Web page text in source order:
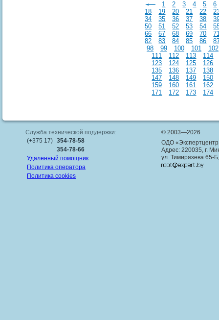
1 2 3 4 5
6
18
19 20 21 22
34
35 36 37 38
50
51 52 53 54
66
67 68 69 70
82
83 84 85 86
98
99 100 101
102
111
112 113
114
123
124 125
126
135
136 137
138
147
148 149
150
159
160 161
162
171
172 173 174
Служба технической поддержки:
(+375 17) 354-78-58
354-78-66
Удаленный помощник
Политика оператора
Политика cookies
© 2003—2026
ОДО
Адрес: 220035, г.
ул. Тимирязева 65-